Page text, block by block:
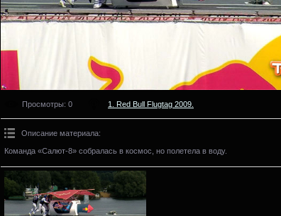
Просмотры: 0 1. Red Bull Flugtag 2009.
Описание материала:
Команда «Салют-8» собралась в космос, но полетела в воду.